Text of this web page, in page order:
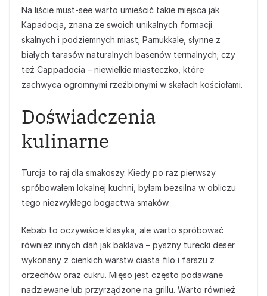
Na liście must-see warto umieścić takie miejsca jak
Kapadocja, znana ze swoich unikalnych formacji
skalnych i podziemnych miast; Pamukkale, słynne z
białych tarasów naturalnych basenów termalnych; czy
też Cappadocia – niewielkie miasteczko, które
zachwyca ogromnymi rzeźbionymi w skałach kościołami.
Doświadczenia
kulinarne
Turcja to raj dla smakoszy. Kiedy po raz pierwszy
spróbowałem lokalnej kuchni, byłam bezsilna w obliczu
tego niezwykłego bogactwa smaków.
Kebab to oczywiście klasyka, ale warto spróbować
również innych dań jak baklava – pyszny turecki deser
wykonany z cienkich warstw ciasta filo i farszu z
orzechów oraz cukru. Mięso jest często podawane
nadziewane lub przyrządzone na grillu. Warto również